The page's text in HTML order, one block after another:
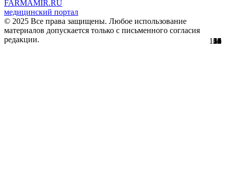
22
17
2
30
5
11
51
56
0
29
61
3
12
12
8
154
FARMAMIR.RU
медицинский портал
© 2025 Все права защищены. Любое использование
материалов допускается только с письменного согласия
редакции.